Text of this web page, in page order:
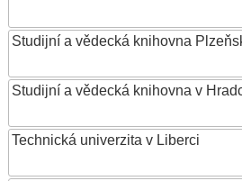
Studijní a vědecká knihovna
Studijní a vědecká knihovna v
Technická univerzita v Liberci